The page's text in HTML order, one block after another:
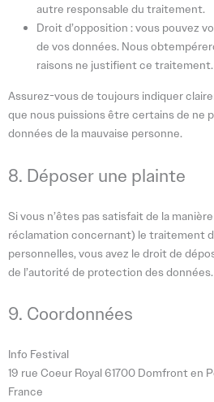
autre responsable du traitement.
Droit d’opposition : vous pouvez
de vos données. Nous
raisons ne justifient ce traitement.
Assurez-vous de toujours indiquer
que nous puissions être certains de ne
données de la mauvaise personne.
8. Déposer une plainte
Si vous n’êtes pas satisfait de la
réclamation concernant) le traitement
personnelles, vous avez le droit de
de l’autorité de protection des données.
9. Coordonnées
Info Festival
19 rue Coeur Royal 61700 Domfront en
France